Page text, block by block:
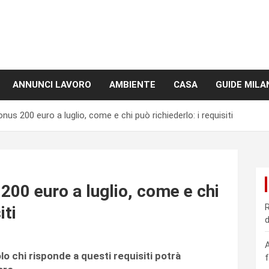
ANNUNCI LAVORO AMBIENTE CASA GUIDE
200 euro a luglio, come e chi può richiederlo: i requisiti
euro a luglio, come e chi
chi risponde a questi requisiti potrà